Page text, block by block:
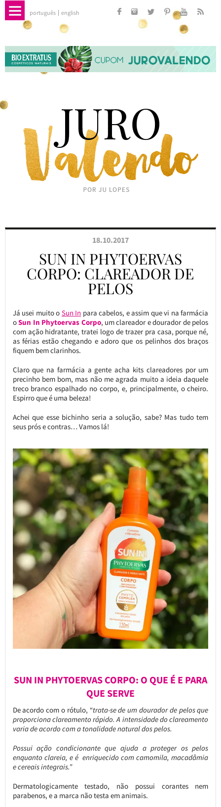
português english
18.10.2017
SUN IN PHYTOERVAS
CORPO: CLAREADOR DE
PELOS
Já usei muito o Sun In para cabelos, e assim que vi na farmácia
oSun In Phytoervas Corpo, um clareador e dourador de pelos
com ação hidratante, tratei logo de trazer pra casa, porque né,
as férias estão chegando e adoro que os pelinhos dos braços
fiquem bem clarinhos.
Claro que na farmácia a gente acha kits clareadores por um
precinho bem bom, mas não me agrada muito a ideia daquele
treco branco espalhado no corpo, e, principalmente, o cheiro.
Espirro que é uma beleza!
Achei que esse bichinho seria a solução, sabe? Mas tudo tem
seus prós e contras… Vamos lá!
SUN IN PHYTOERVAS CORPO: O QUE É E PARA
QUE SERVE
De acordo com o rótulo, “trata-se de um dourador de pelos que
proporciona clareamento rápido. A intensidade do clareamento
varia de acordo com a tonalidade natural dos pelos.
Possui ação condicionante que ajuda a proteger os pelos
enquanto clareia, e é enriquecido com camomila, macadâmia
e cereais integrais.”
Dermatologicamente testado, não possui corantes nem
parabenos, e a marca não testa em animais.